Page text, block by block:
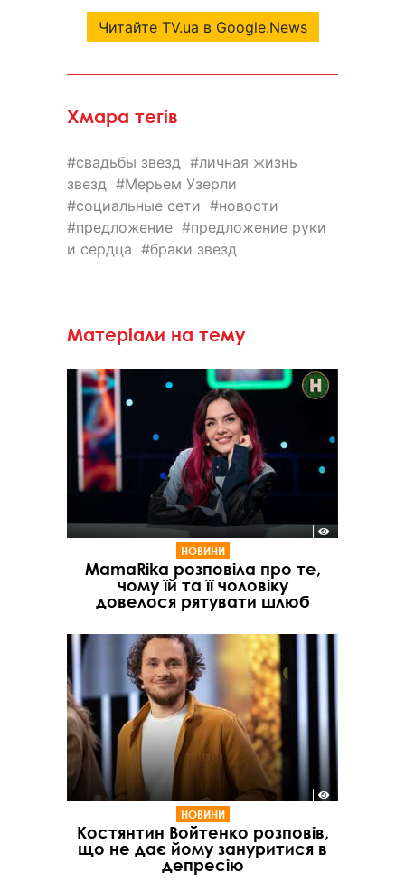
Читайте TV.ua в Google.News
Хмара тегів
свадьбы звезд
личная жизнь
звезд
Мерьем Узерли
социальные сети
новости
предложение
предложение руки
и сердца
браки звезд
Матеріали на тему
НОВИНИ
MamaRika розповіла про те,
чому їй та її чоловіку
довелося рятувати шлюб
НОВИНИ
Костянтин Войтенко розповів,
що не дає йому зануритися в
депресію